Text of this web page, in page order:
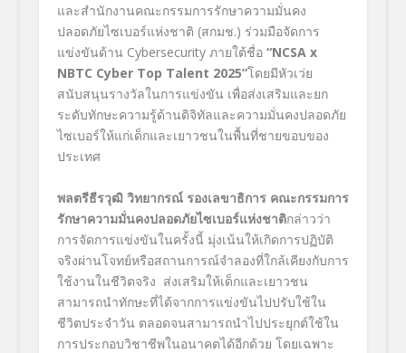
และสำนักงานคณะกรรมการรักษาความมั่นคง
ปลอดภัยไซเบอร์แห่งชาติ (สกมช.) ร่วมมือจัดการ
แข่งขันด้าน Cybersecurity ภายใต้ชื่อ “NCSA x
NBTC Cyber Top Talent 2025”โดยมีหัวเว่ย
สนับสนุนรางวัลในการแข่งขัน เพื่อส่งเสริมและยก
ระดับทักษะความรู้ด้านดิจิทัลและความมั่นคงปลอดภัย
ไซเบอร์ให้แก่เด็กและเยาวชนในพื้นที่ชายขอบของ
ประเทศ
พลตรีธีรวุฒิ วิทยากรณ์ รองเลขาธิการ คณะกรรมการ
รักษาความมั่นคงปลอดภัยไซเบอร์แห่งชาติกล่าวว่า
การจัดการแข่งขันในครั้งนี้ มุ่งเน้นให้เกิดการปฏิบัติ
จริงผ่านโจทย์หรือสถานการณ์จำลองที่ใกล้เคียงกับการ
ใช้งานในชีวิตจริง ส่งเสริมให้เด็กและเยาวชน
สามารถนำทักษะที่ได้จากการแข่งขันไปปรับใช้ใน
ชีวิตประจำวัน ตลอดจนสามารถนำไปประยุกต์ใช้ใน
การประกอบวิชาชีพในอนาคตได้อีกด้วย โดยเฉพาะ